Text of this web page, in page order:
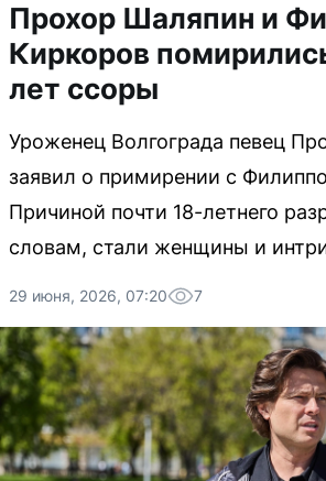
Прохор Шаляпин и
Киркоров
лет ссоры
Уроженец Волгограда певец
заявил о примирении с
Причиной почти 18-летнего
словам, стали женщины и
29 июня, 2026, 07:20 7